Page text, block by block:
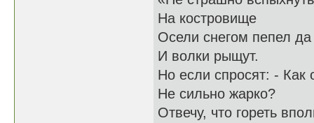
На костровище
Осели снегом пепел
И волки рыщут.
Но если спросят: - Как
Не сильно жарко?
Отвечу, что гореть